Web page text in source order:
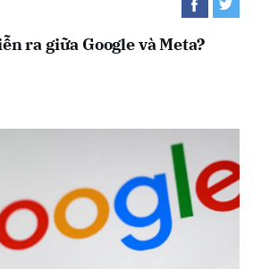
ra giữa Google và Meta?